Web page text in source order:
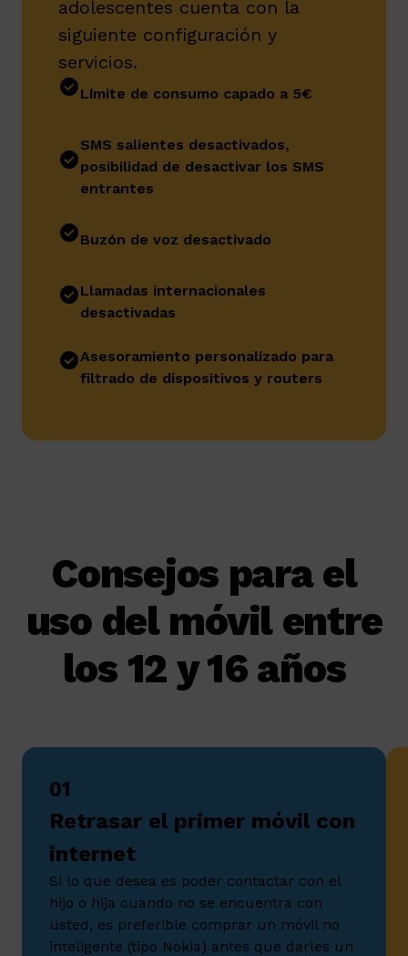
adolescentes cuenta con la
siguiente configuración y
servicios.
Límite de consumo capado a 5€
SMS salientes desactivados,
posibilidad de desactivar los SMS
entrantes
Buzón de voz desactivado
Llamadas internacionales
desactivadas
Asesoramiento personalizado para
filtrado de dispositivos y routers
Consejos para el
uso del móvil entre
los 12 y 16 años
01
Retrasar el primer móvil con
internet
Si lo que desea es poder contactar con el
hijo o hija cuando no se encuentra con
usted, es preferible comprar un móvil no
inteligente (tipo Nokia) antes que darles un